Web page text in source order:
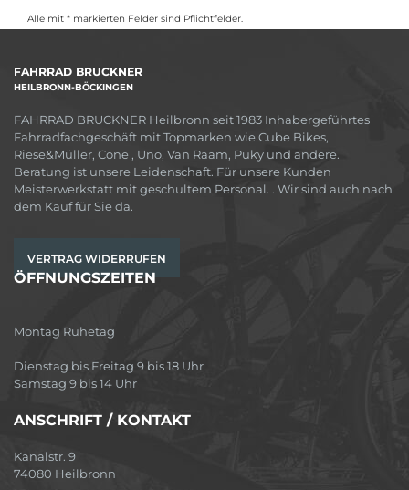
Alle mit * markierten Felder sind Pflichtfelder.
FAHRRAD BRUCKNER
HEILBRONN-BÖCKINGEN
FAHRRAD BRUCKNER Heilbronn seit 1983 Inhabergeführtes
Fahrradfachgeschäft mit Topmarken wie Cube Bikes,
Riese&Müller, Cone , Uno, Van Raam, Puky und andere.
Beratung ist unsere Leidenschaft. Für unsere Kunden
Meisterwerkstatt mit geschultem Personal. . Wir sind auch nach
dem Kauf für Sie da.
VERTRAG WIDERRUFEN
ÖFFNUNGSZEITEN
Montag Ruhetag
Dienstag bis Freitag 9 bis 18 Uhr
Samstag 9 bis 14 Uhr
ANSCHRIFT / KONTAKT
Kanalstr. 9
74080 Heilbronn